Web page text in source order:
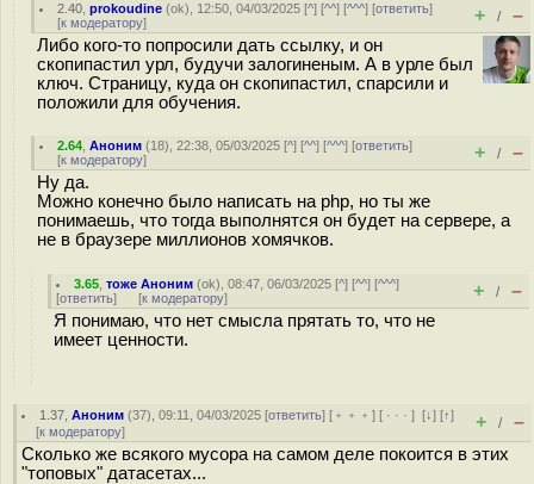
2.40 ,prokoudine (ok), 12:50, 04/03/2025 [^] [^^] [^^^] [ответить]
[к модератору] + / –
Либо кого-то попросили дать ссылку, и он
скопипастил урл, будучи залогиненым. А в урле был
ключ. Страницу, куда он скопипастил, спарсили и
положили для обучения.
2.64 ,Аноним (18), 22:38, 05/03/2025 [^] [^^] [^^^] [ответить]
[к модератору] + / –
Ну да.
Можно конечно было написать на php, но ты же
понимаешь, что тогда выполнятся он будет на сервере, а
не в браузере миллионов хомячков.
3.65 ,тоже Аноним (ok), 08:47, 06/03/2025 [^] [^^] [^^^]
[ответить] [к модератору] + / –
Я понимаю, что нет смысла прятать то, что не
имеет ценности.
1.37 ,Аноним (37), 09:11, 04/03/2025 [ответить] [ ﹢﹢﹢] [ · · ·][↓] [↑]
[к модератору] + / –
Сколько же всякого мусора на самом деле покоится в этих
"топовых" датасетах...